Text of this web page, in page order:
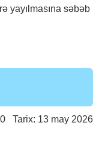
yayılmasına səbəb
Tarix: 13 may 2026